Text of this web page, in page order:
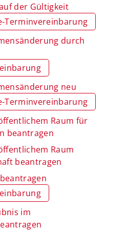
der Gültigkeit
Terminvereinbarung
durch
neu
Terminvereinbarung
Raum für
beantragen
Raum
beantragen
im